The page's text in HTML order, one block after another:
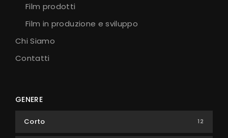
Film prodotti
Film in produzione e sviluppo
Chi Siamo
Contatti
GENERE
Corto 12